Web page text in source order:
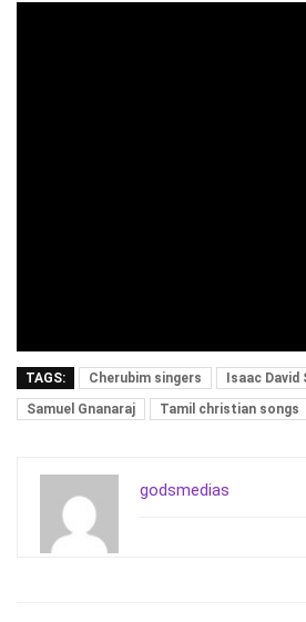
TAGS: Cherubim singers
Isaac
Samuel Gnanaraj
Tamil christian songs
godsmedias